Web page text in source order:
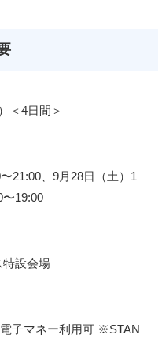
＜4日間＞
21:00、9月28日（土）1
〜19:00
特設会場
子マネー利用可 ※STAN